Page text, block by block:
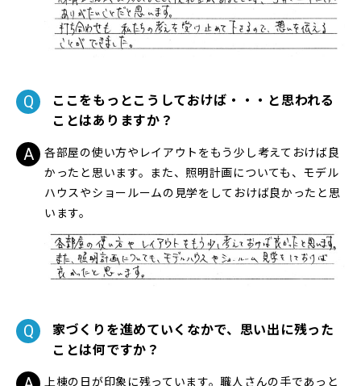
ここをもっとこうしておけば・・・と思われる
ことはありますか？
各部屋の使い方やレイアウトをもう少し考えておけば良
かったと思います。また、照明計画についても、モデル
ハウスやショールームの見学をしておけば良かったと思
います。
家づくりを進めていくなかで、思い出に残った
ことは何ですか？
上棟の日が印象に残っています。職人さんの手であっと